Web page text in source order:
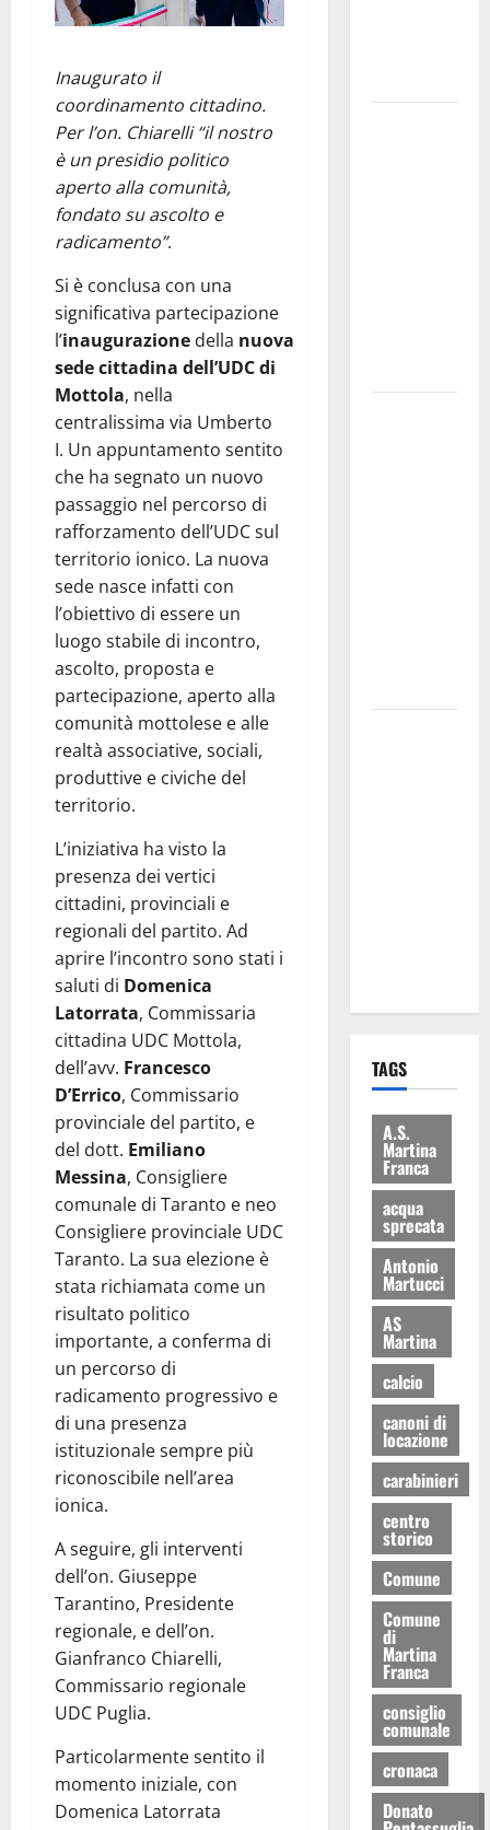
Inaugurato il
coordinamento cittadino.
Per l’on. Chiarelli “il nostro
è un presidio politico
aperto alla comunità,
fondato su ascolto e
radicamento”.
Si è conclusa con una
significativa partecipazione
l’inaugurazione della nuova
sede cittadina dell’UDC di
Mottola, nella
centralissima via Umberto
I. Un appuntamento sentito
che ha segnato un nuovo
passaggio nel percorso di
rafforzamento dell’UDC sul
territorio ionico. La nuova
sede nasce infatti con
l’obiettivo di essere un
luogo stabile di incontro,
ascolto, proposta e
partecipazione, aperto alla
comunità mottolese e alle
realtà associative, sociali,
produttive e civiche del
territorio.
L’iniziativa ha visto la
presenza dei vertici
cittadini, provinciali e
regionali del partito. Ad
aprire l’incontro sono stati i
saluti di Domenica
Latorrata, Commissaria
cittadina UDC Mottola,
dell’avv. Francesco
D’Errico, Commissario
provinciale del partito, e
del dott. Emiliano
Messina, Consigliere
comunale di Taranto e neo
Consigliere provinciale UDC
Taranto. La sua elezione è
stata richiamata come un
risultato politico
importante, a conferma di
un percorso di
radicamento progressivo e
di una presenza
istituzionale sempre più
riconoscibile nell’area
ionica.
A seguire, gli interventi
dell’on. Giuseppe
Tarantino, Presidente
regionale, e dell’on.
Gianfranco Chiarelli,
Commissario regionale
UDC Puglia.
Particolarmente sentito il
momento iniziale, con
Domenica Latorrata
TAGS
A.S.
Martina
Franca
acqua
sprecata
Antonio
Martucci
AS
Martina
calcio
canoni di
locazione
carabinieri
centro
storico
Comune
Comune
di
Martina
Franca
consiglio
comunale
cronaca
Donato